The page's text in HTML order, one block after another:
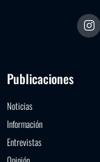
Publicaciones
Noticias
Información
Entrevistas